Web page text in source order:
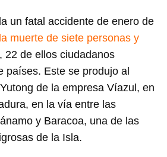
un fatal accidente de enero de
la muerte de siete personas y
, 22 de ellos ciudadanos
países. Este se produjo al
de la empresa Víazul, en
en la vía entre las
y Baracoa, una de las
de la Isla.